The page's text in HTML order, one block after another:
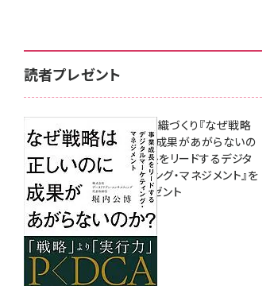
読者プレゼント
成果を生む組織づくり『なぜ戦略
は正しいのに成果があがらないの
か？ 事業成長をリードするデジタ
ルマーケティング・マネジメント』を
3名様にプレゼント
10:00